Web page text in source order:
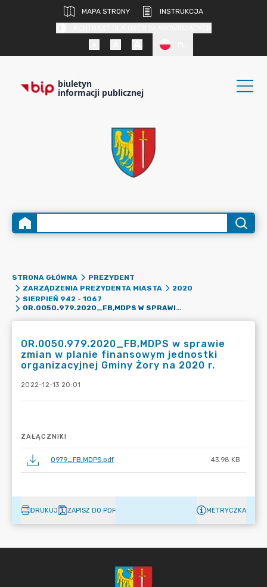
MAPA STRONY
INSTRUKCJA
biuletyn
informacji publicznej
STRONA GŁÓWNA
PREZYDENT
ZARZĄDZENIA PREZYDENTA MIASTA
2020
SIERPIEŃ 942 - 1067
OR.0050.979.2020_FB,MDPS W SPRAWIE ZMIAN W PLANIE FINANSOWYM JEDNOSTKI ORGANIZACYJNEJ GMINY ŻORY NA 2020 R.
OR.0050.979.2020_FB,MDPS w sprawie
zmian w planie finansowym jednostki
organizacyjnej Gminy Żory na 2020 r.
2022-12-13 20:01
ZAŁĄCZNIKI
0979_FB,MDPS.pdf 43.98 KB
DRUKUJ ZAPISZ DO PDF METRYCZKA